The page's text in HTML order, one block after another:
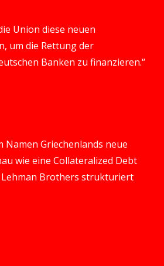
Union diese neuen
um die Rettung der
Banken zu finanzieren.“
Namen Griechenlands neue
wie eine Collateralized Debt
Lehman Brothers strukturiert